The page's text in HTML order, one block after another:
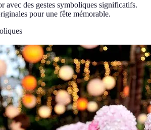
avec des gestes symboliques significatifs.
pour une fête mémorable.